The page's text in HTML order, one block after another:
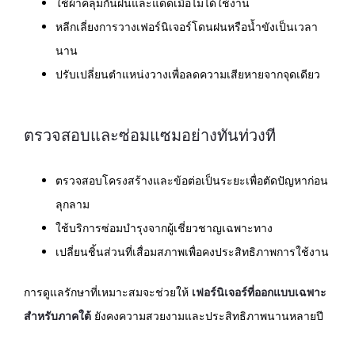
ใช้ผ้าคลุมกันฝนและแดดเมื่อไม่ได้ใช้งาน
หลีกเลี่ยงการวางเฟอร์นิเจอร์โดนฝนหรือน้ำขังเป็นเวลา
นาน
ปรับเปลี่ยนตำแหน่งวางเพื่อลดความเสียหายจากจุดเดียว
ตรวจสอบและซ่อมแซมอย่างทันท่วงที
ตรวจสอบโครงสร้างและข้อต่อเป็นระยะเพื่อตัดปัญหาก่อน
ลุกลาม
ใช้บริการซ่อมบำรุงจากผู้เชี่ยวชาญเฉพาะทาง
เปลี่ยนชิ้นส่วนที่เสื่อมสภาพเพื่อคงประสิทธิภาพการใช้งาน
การดูแลรักษาที่เหมาะสมจะช่วยให้ เฟอร์นิเจอร์ที่ออกแบบเฉพาะ
สำหรับภาคใต้ ยังคงความสวยงามและประสิทธิภาพนานหลายปี